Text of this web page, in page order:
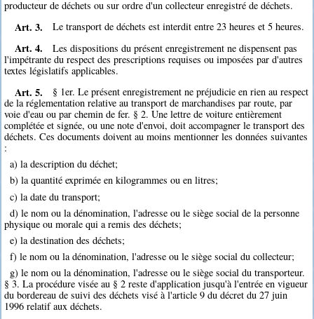
producteur de déchets ou sur ordre d'un collecteur enregistré de déchets.
Art. 3. Le transport de déchets est interdit entre 23 heures et 5 heures.
Art. 4.
Les dispositions du présent enregistrement ne dispensent pas
l'impétrante du respect des prescriptions requises ou imposées par d'autres
textes législatifs applicables.
Art. 5.
§ 1er. Le présent enregistrement ne préjudicie en rien au respect
de la réglementation relative au transport de marchandises par route, par
voie d'eau ou par chemin de fer. § 2. Une lettre de voiture entièrement
complétée et signée, ou une note d'envoi, doit accompagner le transport des
déchets. Ces documents doivent au moins mentionner les données suivantes
:
a) la description du déchet;
b) la quantité exprimée en kilogrammes ou en litres;
c) la date du transport;
d) le nom ou la dénomination, l'adresse ou le siège social de la personne
physique ou morale qui a remis des déchets;
e) la destination des déchets;
f) le nom ou la dénomination, l'adresse ou le siège social du collecteur;
g) le nom ou la dénomination, l'adresse ou le siège social du transporteur.
§ 3. La procédure visée au § 2 reste d'application jusqu'à l'entrée en vigueur
du bordereau de suivi des déchets visé à l'article 9 du décret du 27 juin
1996 relatif aux déchets.